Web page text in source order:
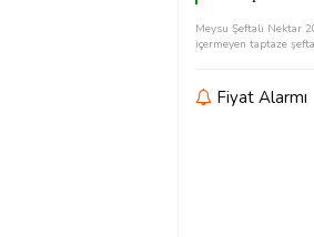
Meysu Şeftali Nektar
içermeyen taptaze
Fiyat Alarmı